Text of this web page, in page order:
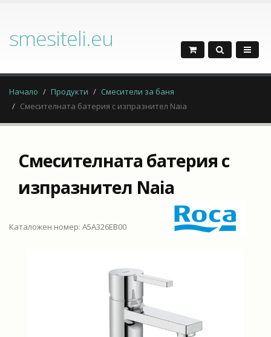
smesiteli.eu
Начало Продукти
Смесители за баня
Смесителната батерия с изпразнител Naia
Смесителната батерия с
изпразнител Naia
Каталожен номер: A5A326EB00